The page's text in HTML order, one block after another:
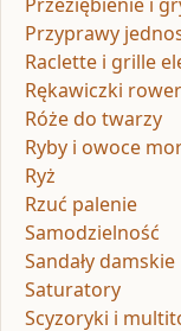
Przyprawy
Raclette i grille
Rękawiczki
Róże do twarzy
Ryby i owoce
Ryż
Rzuć palenie
Samodzielność
Sandały damskie
Saturatory
Scyzoryki i